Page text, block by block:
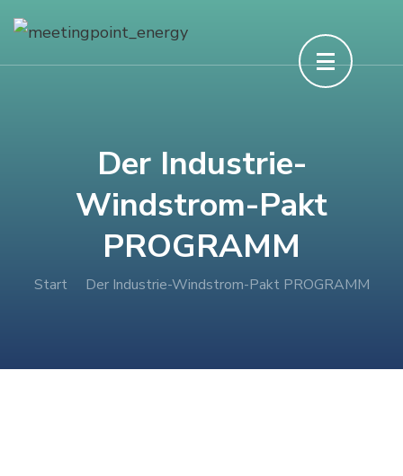
Der Industrie-
Windstrom-Pakt
PROGRAMM
Start Der Industrie-Windstrom-Pakt PROGRAMM